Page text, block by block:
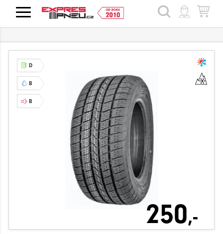
HLEDAT
D
B
B
250,-